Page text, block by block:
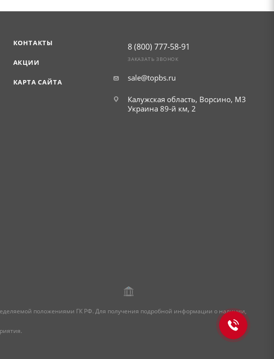
КОНТАКТЫ
АКЦИИ
КАРТА САЙТА
8 (800) 777-58-91
ЗАКАЗАТЬ ЗВОНОК
sale@topbs.ru
Калужская область, Ворсино, М3
Украина 89-й км, 2
положениями ГК РФ. Для получения подробной информации о наличии,